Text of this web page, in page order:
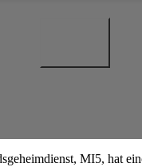
MI5, hat